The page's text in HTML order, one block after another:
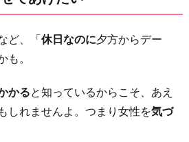
ど、「休日なのに夕方からデー
も。
かると知っているからこそ、あえ
しれませんよ。つまり女性を気づ